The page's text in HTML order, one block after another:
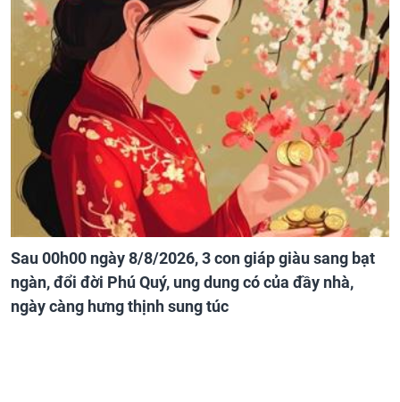
Sau 00h00 ngày 8/8/2026, 3 con giáp giàu sang bạt
ngàn, đổi đời Phú Quý, ung dung có của đầy nhà,
ngày càng hưng thịnh sung túc